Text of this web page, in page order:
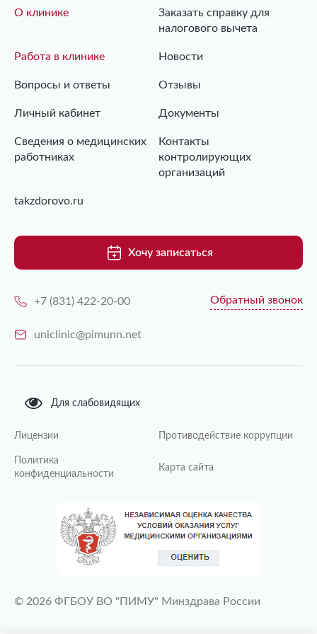
О клинике
Заказать справку для
налогового вычета
Работа в клинике Новости
Вопросы и ответы Отзывы
Личный кабинет Документы
Сведения о медицинских
работниках
Контакты
контролирующих
организаций
takzdorovo.ru
Хочу записаться
+7 (831) 422-20-00 Обратный звонок
uniclinic@pimunn.net
Для слабовидящих
Лицензии Противодействие коррупции
Политика
конфиденциальности
Карта сайта
© 2026 ФГБОУ ВО "ПИМУ" Минздрава России